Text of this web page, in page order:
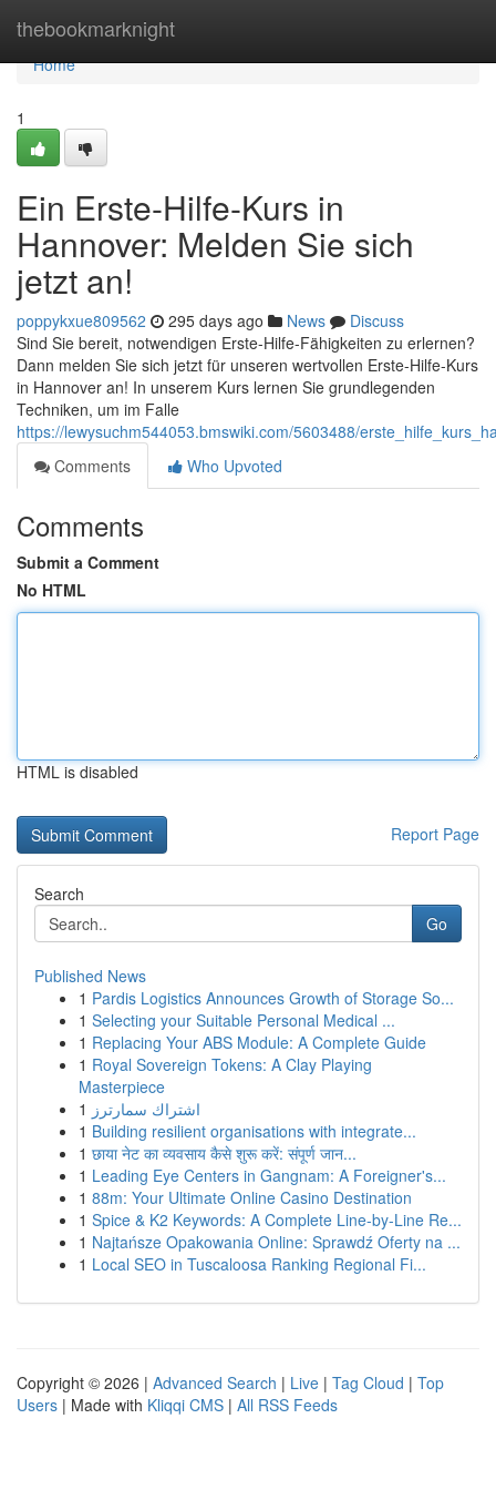
thebookmarknight
Home
Home
1
Ein Erste-Hilfe-Kurs in
Hannover: Melden Sie sich
jetzt an!
poppykxue809562 295 days ago News
Discuss
Sind Sie bereit, notwendigen Erste-Hilfe-Fähigkeiten zu erlernen?
Dann melden Sie sich jetzt für unseren wertvollen Erste-Hilfe-Kurs
in Hannover an! In unserem Kurs lernen Sie grundlegenden
Techniken, um im Falle
https://lewysuchm544053.bmswiki.com/5603488/
Comments
Who Upvoted
Comments
Submit a Comment
No HTML
HTML is disabled
Report Page
Search
Go
Published News
1 Pardis Logistics Announces Growth of Storage So...
1 Selecting your Suitable Personal Medical ...
1 Replacing Your ABS Module: A Complete Guide
1 Royal Sovereign Tokens: A Clay Playing
Masterpiece
1 اشتراك سمارترز
1 Building resilient organisations with integrate...
1 छाया नेट का व्यवसाय कैसे शुरू करें: संपूर्ण जान...
1 Leading Eye Centers in Gangnam: A Foreigner's...
1 88m: Your Ultimate Online Casino Destination
1 Spice & K2 Keywords: A Complete Line-by-Line Re...
1 Najtańsze Opakowania Online: Sprawdź Oferty na ...
1 Local SEO in Tuscaloosa Ranking Regional Fi...
Copyright © 2026 | Advanced Search | Live | Tag Cloud | Top
Users | Made with Kliqqi CMS | All RSS Feeds